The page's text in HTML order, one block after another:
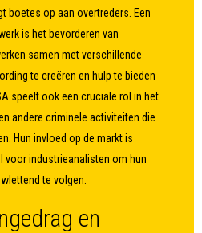
boetes op aan overtreders. Een
is het bevorderen van
samen met verschillende
te creëren en hulp te bieden
speelt ook een cruciale rol in het
andere criminele activiteiten die
Hun invloed op de markt is
voor industrieanalisten om hun
te volgen.
en